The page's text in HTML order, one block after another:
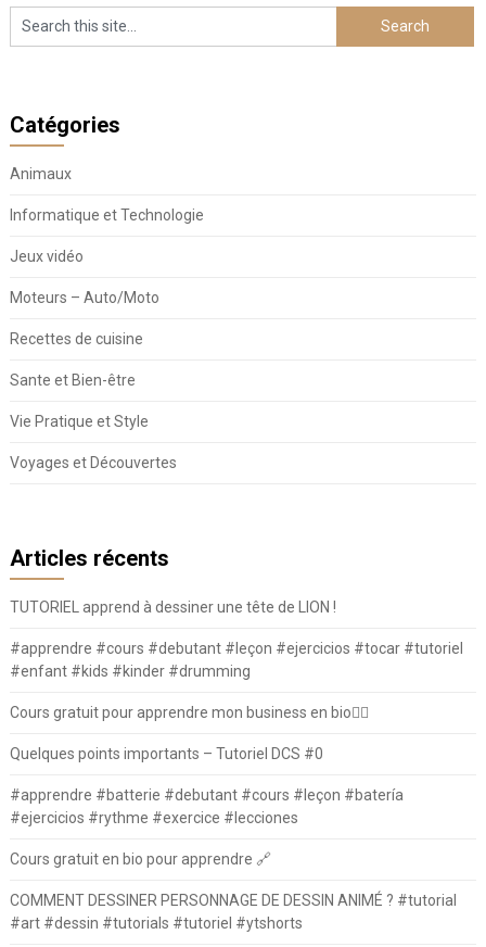
Catégories
Animaux
Informatique et Technologie
Jeux vidéo
Moteurs – Auto/Moto
Recettes de cuisine
Sante et Bien-être
Vie Pratique et Style
Voyages et Découvertes
Articles récents
TUTORIEL apprend à dessiner une tête de LION !
#apprendre #cours #debutant #leçon #ejercicios #tocar #tutoriel
#enfant #kids #kinder #drumming
Cours gratuit pour apprendre mon business en bio⛓️‍💥
Quelques points importants – Tutoriel DCS #0
#apprendre #batterie #debutant #cours #leçon #batería
#ejercicios #rythme #exercice #lecciones
Cours gratuit en bio pour apprendre 🔗
COMMENT DESSINER PERSONNAGE DE DESSIN ANIMÉ ? #tutorial
#art #dessin #tutorials #tutoriel #ytshorts